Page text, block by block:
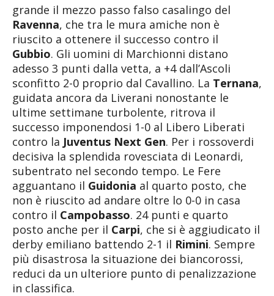
grande il mezzo passo falso casalingo del
Ravenna, che tra le mura amiche non è
riuscito a ottenere il successo contro il
Gubbio. Gli uomini di Marchionni distano
adesso 3 punti dalla vetta, a +4 dall’Ascoli
sconfitto 2-0 proprio dal Cavallino. La Ternana,
guidata ancora da Liverani nonostante le
ultime settimane turbolente, ritrova il
successo imponendosi 1-0 al Libero Liberati
contro la Juventus Next Gen. Per i rossoverdi
decisiva la splendida rovesciata di Leonardi,
subentrato nel secondo tempo. Le Fere
agguantano il Guidonia al quarto posto, che
non è riuscito ad andare oltre lo 0-0 in casa
contro il Campobasso. 24 punti e quarto
posto anche per il Carpi, che si è aggiudicato il
derby emiliano battendo 2-1 il Rimini. Sempre
più disastrosa la situazione dei biancorossi,
reduci da un ulteriore punto di penalizzazione
in classifica.